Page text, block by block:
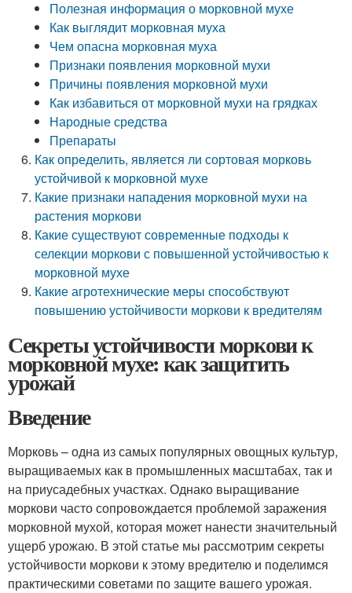
Полезная информация о морковной мухе
Как выглядит морковная муха
Чем опасна морковная муха
Признаки появления морковной мухи
Причины появления морковной мухи
Как избавиться от морковной мухи на грядках
Народные средства
Препараты
Как определить, является ли сортовая морковь
устойчивой к морковной мухе
Какие признаки нападения морковной мухи на
растения моркови
Какие существуют современные подходы к
селекции моркови с повышенной устойчивостью к
морковной мухе
Какие агротехнические меры способствуют
повышению устойчивости моркови к вредителям
Секреты устойчивости моркови к
морковной мухе: как защитить
урожай
Введение
Морковь – одна из самых популярных овощных культур,
выращиваемых как в промышленных масштабах, так и
на приусадебных участках. Однако выращивание
моркови часто сопровождается проблемой заражения
морковной мухой, которая может нанести значительный
ущерб урожаю. В этой статье мы рассмотрим секреты
устойчивости моркови к этому вредителю и поделимся
практическими советами по защите вашего урожая.